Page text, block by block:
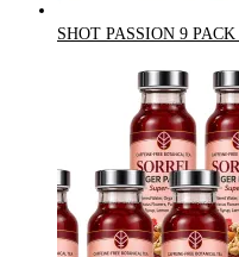
SHOT PASSION 9 PACK